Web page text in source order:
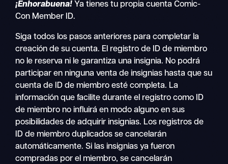
¡Enhorabuena! Ya tienes tu propia cuenta Comic-
Con Member ID.
Siga todos los pasos anteriores para completar la
creación de su cuenta. El registro de ID de miembro
no le reserva ni le garantiza una insignia. No podrá
participar en ninguna venta de insignias hasta que su
cuenta de ID de miembro esté completa. La
información que facilite durante el registro como ID
de miembro no influirá en modo alguno en sus
posibilidades de adquirir insignias. Los registros de
ID de miembro duplicados se cancelarán
automáticamente. Si las insignias ya fueron
compradas por el miembro, se cancelarán